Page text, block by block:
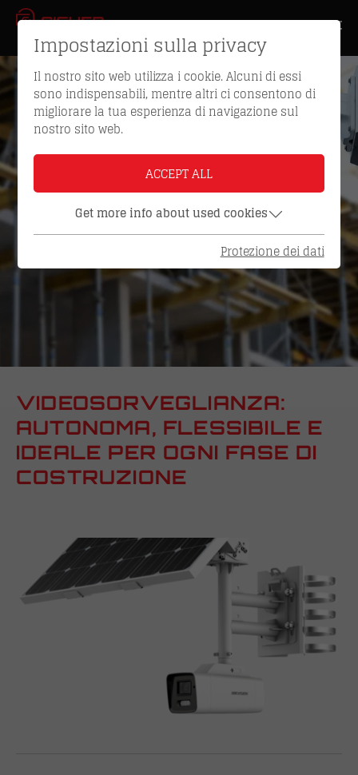
VIDEOSORVEGLIANZA:
AUTONOMA, FLESSIBILE E
IDEALE PER OGNI FASE DI
COSTRUZIONE
Impostazioni sulla privacy
Il nostro sito web utilizza i cookie. Alcuni di essi
sono indispensabili, mentre altri ci consentono di
migliorare la tua esperienza di navigazione sul
nostro sito web.
ACCEPT ALL
Get more info about used cookies
Protezione dei dati